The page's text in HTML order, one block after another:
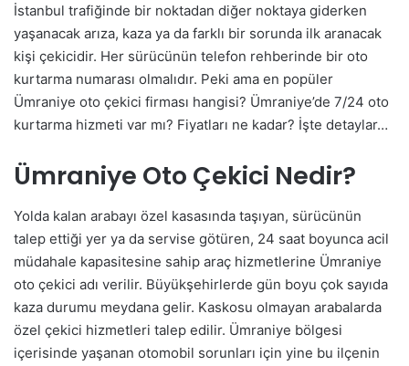
İstanbul trafiğinde bir noktadan diğer noktaya giderken
yaşanacak arıza, kaza ya da farklı bir sorunda ilk aranacak
kişi çekicidir. Her sürücünün telefon rehberinde bir oto
kurtarma numarası olmalıdır. Peki ama en popüler
Ümraniye oto çekici firması hangisi? Ümraniye’de 7/24 oto
kurtarma hizmeti var mı? Fiyatları ne kadar? İşte detaylar…
Ümraniye Oto Çekici Nedir?
Yolda kalan arabayı özel kasasında taşıyan, sürücünün
talep ettiği yer ya da servise götüren, 24 saat boyunca acil
müdahale kapasitesine sahip araç hizmetlerine Ümraniye
oto çekici adı verilir. Büyükşehirlerde gün boyu çok sayıda
kaza durumu meydana gelir. Kaskosu olmayan arabalarda
özel çekici hizmetleri talep edilir. Ümraniye bölgesi
içerisinde yaşanan otomobil sorunları için yine bu ilçenin